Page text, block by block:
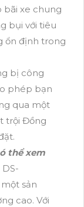
bãi xe chung
bụi với tiêu
ổn định trong
bị công
phép bạn
qua một
trội Đồng
thể xem
một sản
cao. Với